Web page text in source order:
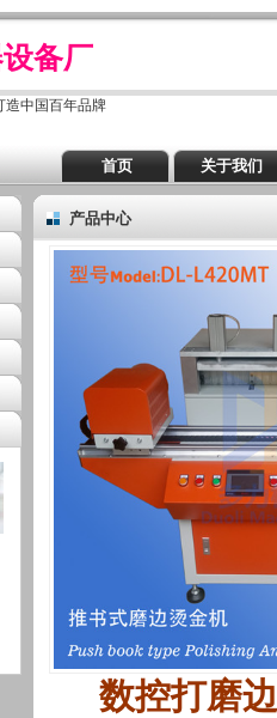
备厂
造中国百年品牌
首页 关于我们
产品中心
数控打磨